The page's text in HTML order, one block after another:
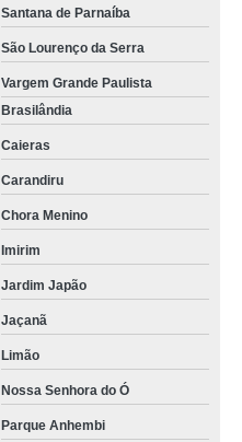
Santana de Parnaíba
São Lourenço da Serra
Vargem Grande Paulista
Brasilândia
Caieras
Carandiru
Chora Menino
Imirim
Jardim Japão
Jaçanã
Limão
Nossa Senhora do Ó
Parque Anhembi